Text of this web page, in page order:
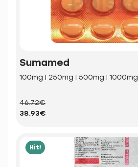
Sumamed
100mg | 250mg | 500mg | 1000mg
46.72€
38.93€
Hit!